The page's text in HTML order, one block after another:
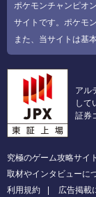
ポケモンチャンピオ
サイトです。ポケモ
また、当サイトは基
アル
して
証券
究極のゲーム攻略サイ
取材やインタビューに
利用規約
広告掲載